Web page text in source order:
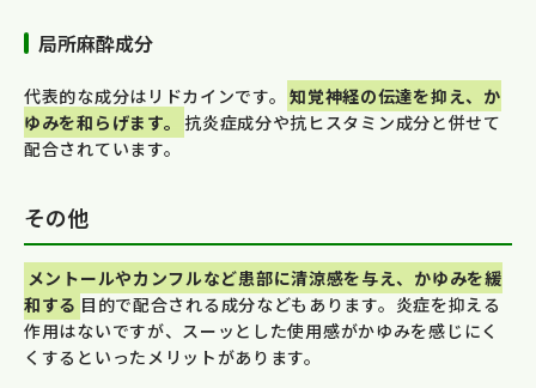
局所麻酔成分
代表的な成分はリドカインです。
知覚神経の伝達を抑え、か
ゆみを和らげます。
抗炎症成分や抗ヒスタミン成分と併せて
配合されています。
その他
メントールやカンフルなど患部に清涼感を与え、かゆみを緩
和する 目的で配合される成分などもあります。炎症を抑える
作用はないですが、スーッとした使用感がかゆみを感じにく
くするといったメリットがあります。